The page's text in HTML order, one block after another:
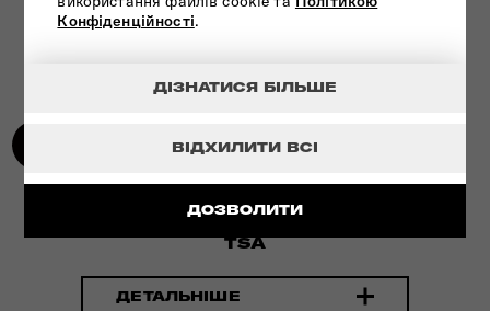
Конфіденційності.
ДОЗВОЛИТИ
ВІДХИЛИТИ ВСІ
ДІЗНАТИСЯ БІЛЬШЕ
УНІКАЛЬНА ТЕХНОЛОГІЯ - ЗАМОК
TSA
ДЕТАЛЬНІШЕ